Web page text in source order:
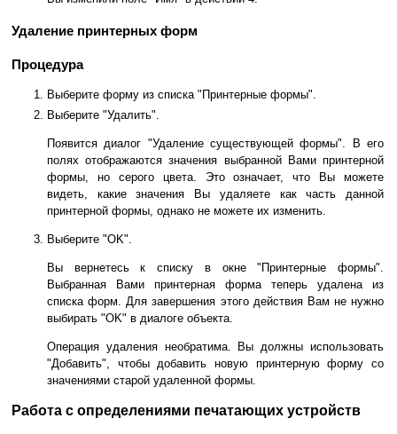
Удаление принтерных форм
Процедура
Выберите форму из списка "Принтерные формы".
Выберите "Удалить".
Появится диалог "Удаление существующей формы". В его
полях отображаются значения выбранной Вами принтерной
формы, но серого цвета. Это означает, что Вы можете
видеть, какие значения Вы удаляете как часть данной
принтерной формы, однако не можете их изменить.
Выберите "OK".
Вы вернетесь к списку в окне "Принтерные формы".
Выбранная Вами принтерная форма теперь удалена из
списка форм. Для завершения этого действия Вам не нужно
выбирать "OK" в диалоге объекта.
Операция удаления необратима. Вы должны использовать
"Добавить", чтобы добавить новую принтерную форму со
значениями старой удаленной формы.
Работа с определениями печатающих устройств